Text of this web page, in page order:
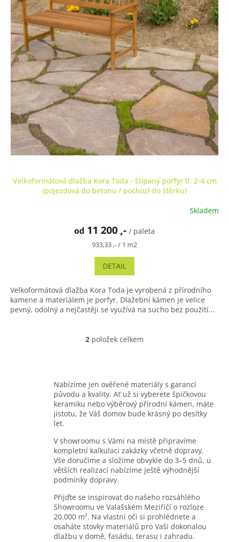
Velkoformátová dlažba Kora Toda - štípaný porfyr tl. 2-4 cm
(pojezdová do betonu / pochozí do štěrku)
Skladem
od 11 200 ,- / paleta
Měrná
933,33 ,- / 1 m2
DETAIL
Velkoformátová dlažba Kora Toda je vyrobená z přírodního
kamene a materiálem je porfyr. Dlažební kámen je velice
pevný, odolný a nejčastěji se využívá na sucho bez použití...
O
d
a
c
í
v
k
y
v
ý
i
s
u
2 položek celkem
Nabízíme jen ověřené materiály s garancí
původu a kvality. Ať už si vyberete špičkovou
keramiku nebo výběrový přírodní kámen, máte
jistotu, že Váš domov bude krásný po desítky
let.
V showroomu s Vámi na místě připravíme
kompletní kalkulaci zakázky včetně dopravy.
Vše doručíme a složíme obvykle do 3–5 dnů, u
větších realizací nabízíme ještě výhodnější
podmínky dopravy.
Přijďte se inspirovat do našeho rozsáhlého
Showroomu ve Valašském Meziříčí o rozloze
20.000 m². Na vlastní oči si prohlédnete a
osaháte stovky materiálů pro Vaši dokonalou
dlažbu v domě, fasádu, terasu i zahradu.